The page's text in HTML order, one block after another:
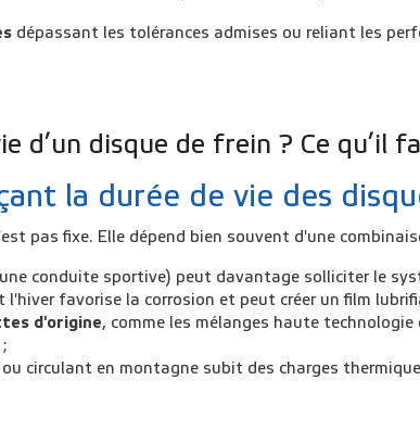
dépassant les tolérances admises ou reliant les
d’un disque de frein ? Ce qu’il
la durée de vie des
pas fixe. Elle dépend bien souvent d'une
une conduite sportive) peut davantage solliciter le
l'hiver favorise la corrosion et peut créer un film
d'origine, comme les mélanges haute
ou circulant en montagne subit des charges